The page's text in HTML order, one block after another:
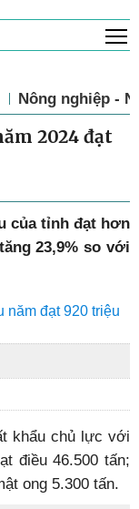
Nông nghiệp -
2024 đạt
của tỉnh đạt hơn
23,9% so với
năm đạt 920 triệu
khẩu chủ lực với
điều 46.500 tấn;
ong 5.300 tấn.